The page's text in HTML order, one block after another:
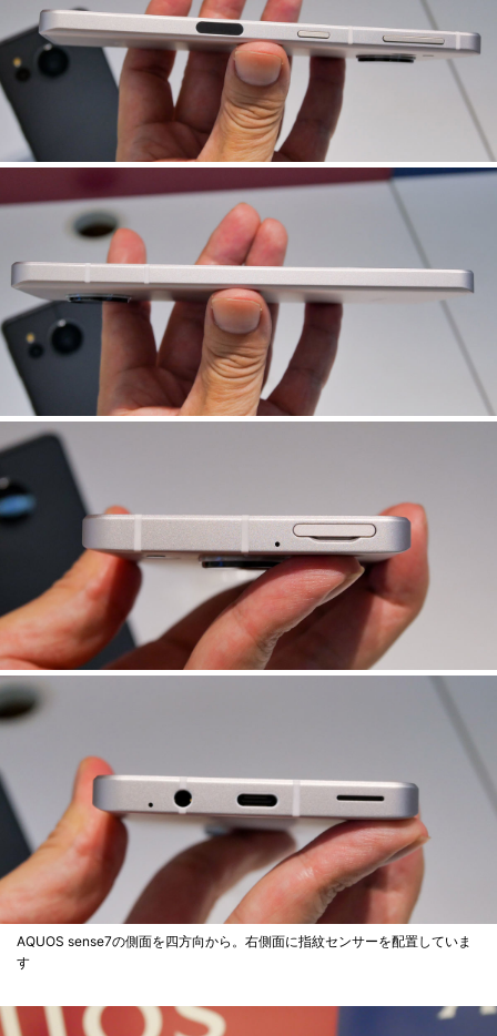
AQUOS sense7の側面を四方向から。右側面に指紋センサーを配置していま
す